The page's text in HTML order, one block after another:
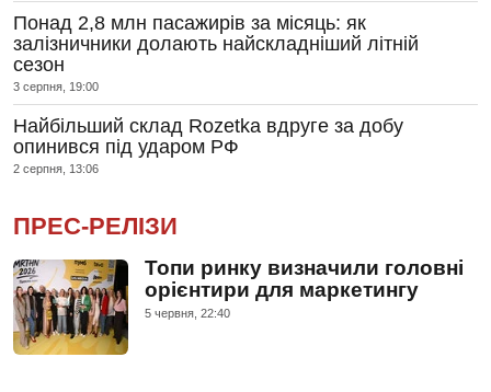
Понад 2,8 млн пасажирів за місяць: як
залізничники долають найскладніший літній
сезон
3 серпня, 19:00
Найбільший склад Rozetka вдруге за добу
опинився під ударом РФ
2 серпня, 13:06
ПРЕС-РЕЛІЗИ
Топи ринку визначили головні
орієнтири для маркетингу
5 червня, 22:40